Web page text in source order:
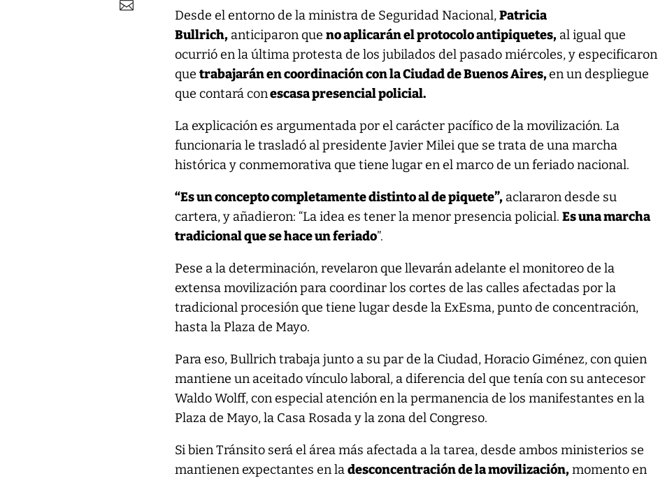
Desde el entorno de la ministra de Seguridad Nacional,Patricia
Bullrich, anticiparon queno aplicarán el protocolo antipiquetes, al igual que
ocurrió en la última protesta de los jubilados del pasado miércoles, y especificaron
quetrabajarán en coordinación con la Ciudad de Buenos Aires,en un despliegue
que contará conescasa presencial policial.
La explicación es argumentada por el carácter pacífico de la movilización. La
funcionaria le trasladó al presidente Javier Milei que se trata de una marcha
histórica y conmemorativa que tiene lugar en el marco de un feriado nacional.
“Es un concepto completamente distinto al de piquete”, aclararon desde su
cartera, y añadieron: “La idea es tener la menor presencia policial.Es una marcha
tradicional que se hace un feriado”.
Pese a la determinación, revelaron que llevarán adelante el monitoreo de la
extensa movilización para coordinar los cortes de las calles afectadas por la
tradicional procesión que tiene lugar desde la ExEsma, punto de concentración,
hasta la Plaza de Mayo.
Para eso, Bullrich trabaja junto a su par de la Ciudad, Horacio Giménez, con quien
mantiene un aceitado vínculo laboral, a diferencia del que tenía con su antecesor
Waldo Wolff, con especial atención en la permanencia de los manifestantes en la
Plaza de Mayo, la Casa Rosada y la zona del Congreso.
Si bien Tránsito será el área más afectada a la tarea, desde ambos ministerios se
mantienen expectantes en ladesconcentración de la movilización,momento en